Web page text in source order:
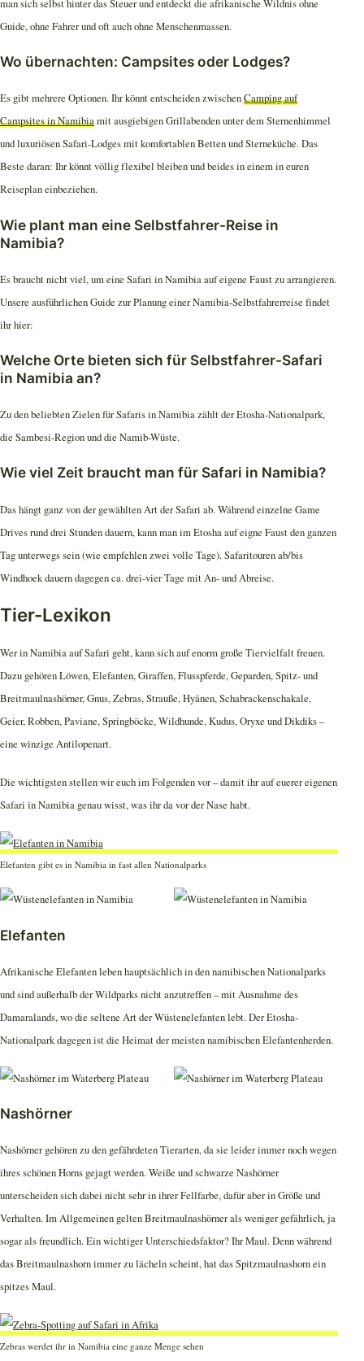
man sich selbst hinter das Steuer und entdeckt die afrikanische Wildnis ohne
Guide, ohne Fahrer und oft auch ohne Menschenmassen.
Wo übernachten: Campsites oder Lodges?
Es gibt mehrere Optionen. Ihr könnt entscheiden zwischenCamping auf
Campsites in Namibiamit ausgiebigen Grillabenden unter dem Sternenhimmel
und luxuriösen Safari-Lodges mit komfortablen Betten und Sterneküche. Das
Beste daran: Ihr könnt völlig flexibel bleiben und beides in einem in euren
Reiseplan einbeziehen.
Wie plant man eine Selbstfahrer-Reise in
Namibia?
Es braucht nicht viel, um eine Safari in Namibia auf eigene Faust zu arrangieren.
Unsere ausführlichen Guide zur Planung einer Namibia-Selbstfahrerreise findet
ihr hier:
Welche Orte bieten sich für Selbstfahrer-Safari
in Namibia an?
Zu den beliebten Zielen für Safaris in Namibia zählt der Etosha-Nationalpark,
die Sambesi-Region und die Namib-Wüste.
Wie viel Zeit braucht man für Safari in Namibia?
Das hängt ganz von der gewählten Art der Safari ab. Während einzelne Game
Drives rund drei Stunden dauern, kann man im Etosha auf eigne Faust den ganzen
Tag unterwegs sein (wie empfehlen zwei volle Tage). Safaritouren ab/bis
Windhoek dauern dagegen ca. drei-vier Tage mit An- und Abreise.
Tier-Lexikon
Wer in Namibia auf Safari geht, kann sich auf enorm große Tiervielfalt freuen.
Dazu gehören Löwen, Elefanten, Giraffen, Flusspferde, Geparden, Spitz- und
Breitmaulnashörner, Gnus, Zebras, Strauße, Hyänen, Schabrackenschakale,
Geier, Robben, Paviane, Springböcke, Wildhunde, Kudus, Oryxe und Dikdiks –
eine winzige Antilopenart.
Die wichtigsten stellen wir euch im Folgenden vor – damit ihr auf euerer eigenen
Safari in Namibia genau wisst, was ihr da vor der Nase habt.
Elefanten gibt es in Namibia in fast allen Nationalparks
Elefanten
Afrikanische Elefanten leben hauptsächlich in den namibischen Nationalparks
und sind außerhalb der Wildparks nicht anzutreffen – mit Ausnahme des
Damaralands, wo die seltene Art der Wüstenelefanten lebt. Der Etosha-
Nationalpark dagegen ist die Heimat der meisten namibischen Elefantenherden.
Nashörner
Nashörner gehören zu den gefährdeten Tierarten, da sie leider immer noch wegen
ihres schönen Horns gejagt werden. Weiße und schwarze Nashörner
unterscheiden sich dabei nicht sehr in ihrer Fellfarbe, dafür aber in Größe und
Verhalten. Im Allgemeinen gelten Breitmaulnashörner als weniger gefährlich, ja
sogar als freundlich. Ein wichtiger Unterschiedsfaktor? Ihr Maul. Denn während
das Breitmaulnashorn immer zu lächeln scheint, hat das Spitzmaulnashorn ein
spitzes Maul.
Zebras werdet ihr in Namibia eine ganze Menge sehen